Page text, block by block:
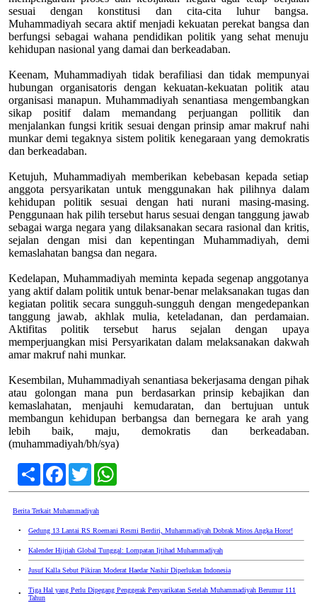
sesuai dengan konstitusi dan cita-cita luhur bangsa.
Muhammadiyah secara aktif menjadi kekuatan perekat bangsa dan
berfungsi sebagai wahana pendidikan politik yang sehat menuju
kehidupan nasional yang damai dan berkeadaban.
Keenam, Muhammadiyah tidak berafiliasi dan tidak mempunyai
hubungan organisatoris dengan kekuatan-kekuatan politik atau
organisasi manapun. Muhammadiyah senantiasa mengembangkan
sikap positif dalam memandang perjuangan pollitik dan
menjalankan fungsi kritik sesuai dengan prinsip amar makruf nahi
munkar demi tegaknya sistem politik kenegaraan yang demokratis
dan berkeadaban.
Ketujuh, Muhammadiyah memberikan kebebasan kepada setiap
anggota persyarikatan untuk menggunakan hak pilihnya dalam
kehidupan politik sesuai dengan hati nurani masing-masing.
Penggunaan hak pilih tersebut harus sesuai dengan tanggung jawab
sebagai warga negara yang dilaksanakan secara rasional dan kritis,
sejalan dengan misi dan kepentingan Muhammadiyah, demi
kemaslahatan bangsa dan negara.
Kedelapan, Muhammadiyah meminta kepada segenap anggotanya
yang aktif dalam politik untuk benar-benar melaksanakan tugas dan
kegiatan politik secara sungguh-sungguh dengan mengedepankan
tanggung jawab, akhlak mulia, keteladanan, dan perdamaian.
Aktifitas politik tersebut harus sejalan dengan upaya
memperjuangkan misi Persyarikatan dalam melaksanakan dakwah
amar makruf nahi munkar.
Kesembilan, Muhammadiyah senantiasa bekerjasama dengan pihak
atau golongan mana pun berdasarkan prinsip kebajikan dan
kemaslahatan, menjauhi kemudaratan, dan bertujuan untuk
membangun kehidupan berbangsa dan bernegara ke arah yang
lebih baik, maju, demokratis dan berkeadaban.
(muhammadiyah/bh/sya)
ShareFacebook
TwitterWhatsApp
Berita Terkait Muhammadiyah
• Gedung 13 Lantai RS Roemani Resmi Berdiri, Muhammadiyah Dobrak Mitos Angka Horor!
• Kalender Hijriah Global Tunggal: Lompatan Ijtihad Muhammadiyah
• Jusuf Kalla Sebut Pikiran Moderat Haedar Nashir Diperlukan Indonesia
•
Tiga Hal yang Perlu Dipegang Penggerak Persyarikatan Setelah Muhammadiyah Berumur 111
Tahun